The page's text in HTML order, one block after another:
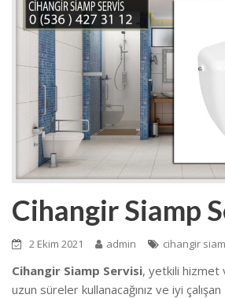
Cihangir Siamp
2 Ekim 2021 admin cihangir
Cihangir Siamp Servisi, yetkili hizmet
uzun süreler kullanacağınız ve iyi çalışan